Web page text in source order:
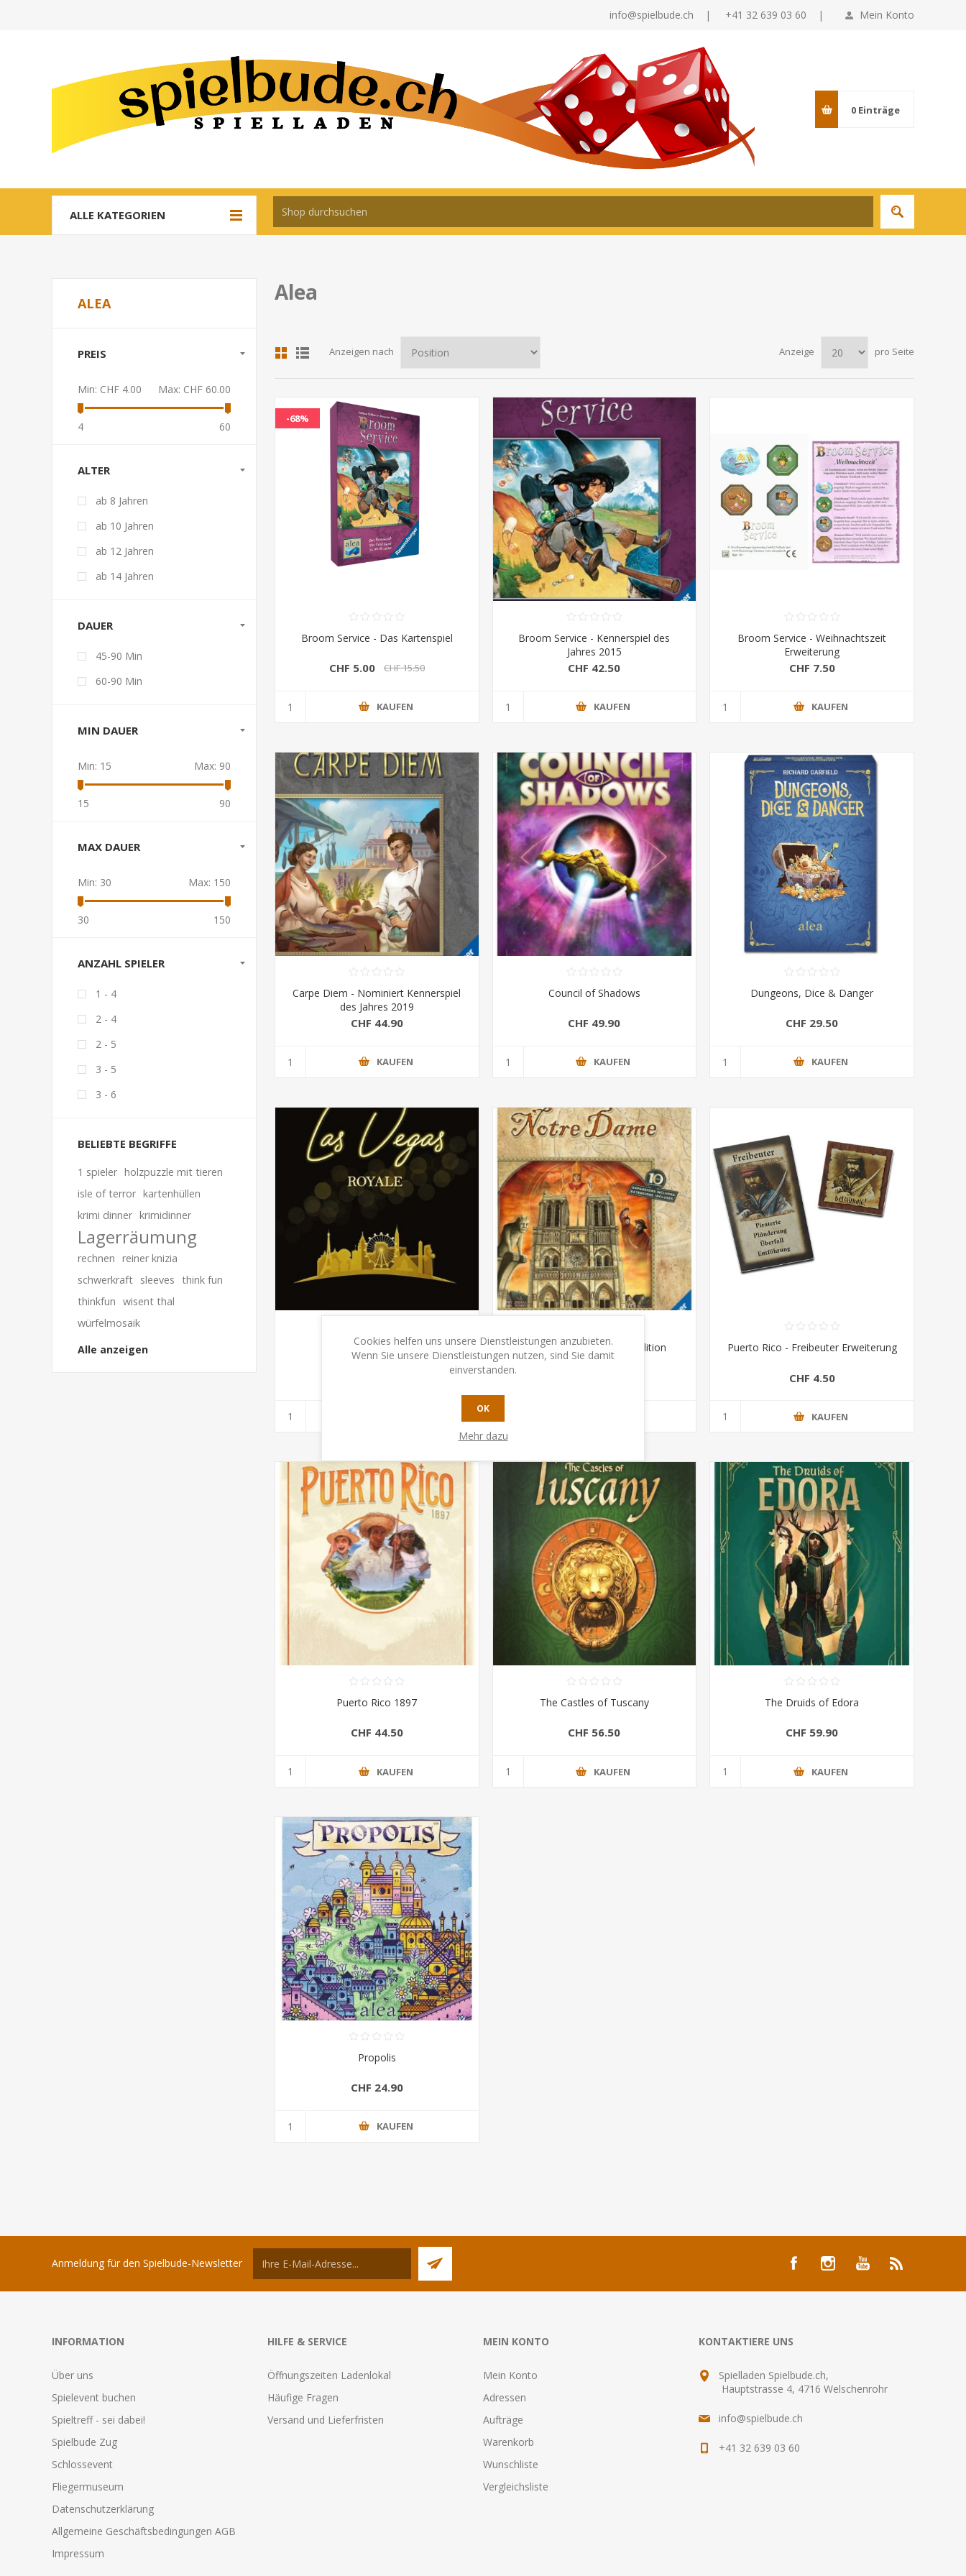
Mein Konto
info@spielbude.ch | +41 32 639 03 60 |
0 Einträge
ALLE KATEGORIEN
Alea
Anzeigen nach Anzeige pro Seite
-68%
Broom Service - Das Kartenspiel
CHF 5.00 CHF 15.50
KAUFEN
Broom Service - Kennerspiel des
Jahres 2015
CHF 42.50
KAUFEN
Broom Service - Weihnachtszeit
Erweiterung
CHF 7.50
KAUFEN
Carpe Diem - Nominiert Kennerspiel
des Jahres 2019
CHF 44.90
KAUFEN
Council of Shadows
CHF 49.90
KAUFEN
Dungeons, Dice & Danger
CHF 29.50
KAUFEN
Las Vegas Royale Notre Dame - Jubiläumsedition Puerto Rico - Freibeuter Erweiterung
CHF 4.50
KAUFEN
Puerto Rico 1897
CHF 44.50
KAUFEN
The Castles of Tuscany
CHF 56.50
KAUFEN
The Druids of Edora
CHF 59.90
KAUFEN
Propolis
CHF 24.90
KAUFEN
ALEA
PREIS
Min: CHF 4.00 Max: CHF 60.00
4 60
ALTER
ab 8 Jahren
ab 10 Jahren
ab 12 Jahren
ab 14 Jahren
DAUER
45-90 Min
60-90 Min
MIN DAUER
Min: 15 Max: 90
15 90
MAX DAUER
Min: 30 Max: 150
30 150
ANZAHL SPIELER
1 - 4
2 - 4
2 - 5
3 - 5
3 - 6
BELIEBTE BEGRIFFE
1 spieler holzpuzzle mit tieren
isle of terror kartenhüllen
krimi dinner krimidinner
Lagerräumung
rechnen reiner knizia
schwerkraft sleeves think fun
thinkfun wisent thal
würfelmosaik
Alle anzeigen
Anmeldung für den Spielbude-Newsletter
INFORMATION
Über uns
Spielevent buchen
Spieltreff - sei dabei!
Spielbude Zug
Schlossevent
Fliegermuseum
Datenschutzerklärung
Allgemeine Geschäftsbedingungen AGB
Impressum
HILFE & SERVICE
Öffnungszeiten Ladenlokal
Häufige Fragen
Versand und Lieferfristen
MEIN KONTO
Mein Konto
Adressen
Aufträge
Warenkorb
Wunschliste
Vergleichsliste
KONTAKTIERE UNS
Spielladen Spielbude.ch,
Hauptstrasse 4, 4716 Welschenrohr
info@spielbude.ch
+41 32 639 03 60
Cookies helfen uns unsere Dienstleistungen anzubieten.
Wenn Sie unsere Dienstleistungen nutzen, sind Sie damit
einverstanden.
OK
Mehr dazu